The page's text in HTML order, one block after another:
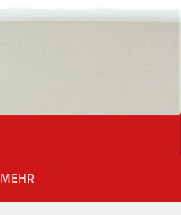
MEHR